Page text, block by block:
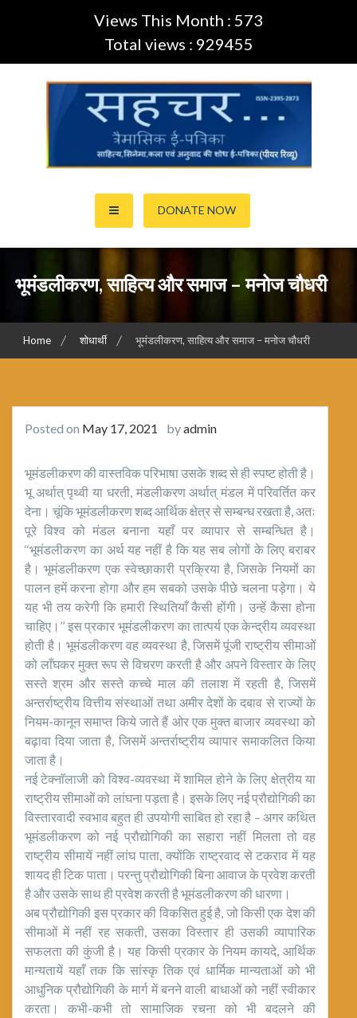
Views This Month : 573
Total views : 929455
सहचर ई-पत्रिका… (ISSN:2395-
2873)
DONATE NOW
भूमंडलीकरण, साहित्य और समाज – मनोज चौधरी
Home शोधार्थी भूमंडलीकरण, साहित्य और समाज – मनोज चौधरी
Posted on May 17, 2021 byadmin
भूमंडलीकरण की वास्तविक परिभाषा उसके शब्द से ही स्पष्ट होती है।
भू अर्थात् पृथ्वी या धरती, मंडलीकरण अर्थात् मंडल में परिवर्तित कर
देना। चूंकि भूमंडलीकरण शब्द आर्थिक क्षेत्र से सम्बन्ध रखता है, अतः
पूरे विश्व को मंडल बनाना यहाँ पर व्यापार से सम्बन्धित है।
‘‘भूमंडलीकरण का अर्थ यह नहीं है कि यह सब लोगों के लिए बराबर
है। भूमंडलीकरण एक स्वेच्छाकारी प्रक्रिया है, जिसके नियमों का
पालन हमें करना होगा और हम सबको उसके पीछे चलना पड़ेगा। ये
यह भी तय करेगी कि हमारी स्थितियाँ कैसी होंगी। उन्हें कैसा होना
चाहिए।’’ इस प्रकार भूमंडलीकरण का तात्पर्य एक केन्द्रीय व्यवस्था
होती है। भूमंडलीकरण वह व्यवस्था है, जिसमें पूंजी राष्ट्रीय सीमाओं
को लाँघकर मुक्त रूप से विचरण करती है और अपने विस्तार के लिए
सस्ते श्रम और सस्ते कच्चे माल की तलाश में रहती है, जिसमें
अन्तर्राष्ट्रीय वित्तीय संस्थाओं तथा अमीर देशों के दबाव से राज्यों के
नियम-कानून समाप्त किये जाते हैं ओर एक मुक्त बाजार व्यवस्था को
बढ़ावा दिया जाता है, जिसमें अन्तर्राष्ट्रीय व्यापार समाकलित किया
जाता है।
नई टेक्नाॅलाजी को विश्व-व्यवस्था में शामिल होने के लिए क्षेत्रीय या
राष्ट्रीय सीमाओं को लांघना पड़ता है। इसके लिए नई प्रौद्योगिकी का
विस्तारवादी स्वभाव बहुत ही उपयोगी साबित हो रहा है – अगर कथित
भूमंडलीकरण को नई प्रौद्योगिकी का सहारा नहीं मिलता तो वह
राष्ट्रीय सीमायें नहीं लांघ पाता, क्योंकि राष्ट्रवाद से टकराव में यह
शायद ही टिक पाता। परन्तु प्रौद्योगिकी बिना आवाज के प्रवेश करती
है और उसके साथ ही प्रवेश करती है भूमंडलीकरण की धारणा।
अब प्रौद्योगिकी इस प्रकार की विकसित हुई है, जो किसी एक देश की
सीमाओं में नहीं रह सकती, उसका विस्तार ही उसकी व्यापारिक
सफलता की कुंजी है। यह किसी प्रकार के नियम कायदे, आर्थिक
मान्यतायें यहाँ तक कि सांस्कृ तिक एवं धार्मिक मान्यताओं को भी
आधुनिक प्रौद्योगिकी के मार्ग में बनने वाली बाधाओं को नहीं स्वीकार
करता। कभी-कभी तो सामाजिक रचना को भी बदलने की